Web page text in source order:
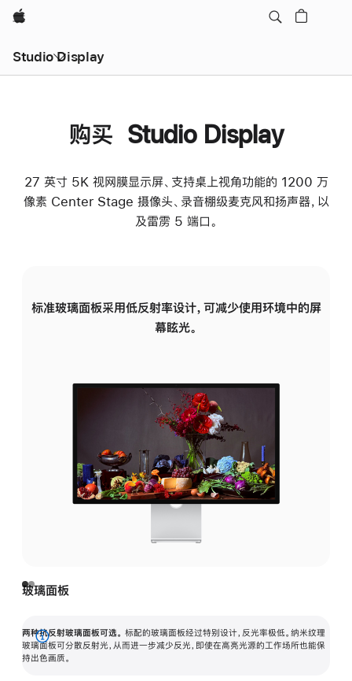
Apple
Studio Display
购买 Studio Display
27 英寸 5K 视网膜显示屏、支持桌上视角功能的 1200 万
像素 Center Stage 摄像头、录音棚级麦克风和扬声器，以
及雷雳 5 端口。
标准玻璃面板采用低反射率设计，可减少使用环境中的屏
幕眩光。
玻璃面板
两种抗反射玻璃面板可选。 标配的玻璃面板经过特别设计，反光率极低。纳米纹理
玻璃面板可分散反射光，从而进一步减少反光，即使在高亮光源的工作场所也能保
持出色画质。
展
开